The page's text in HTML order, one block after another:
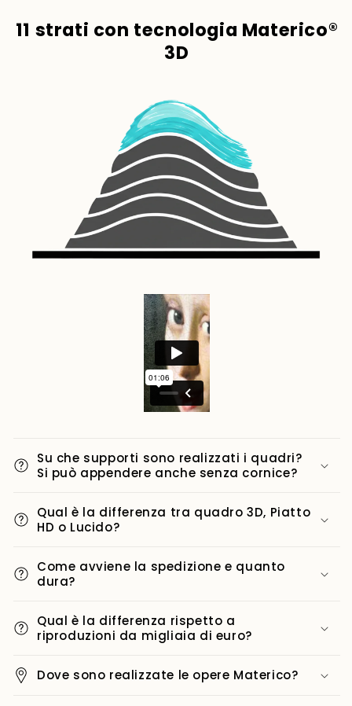
11 strati con tecnologia Materico®
3D
Su che supporti sono realizzati i quadri?
Si può appendere anche senza cornice?
Qual è la differenza tra quadro 3D, Piatto
HD o Lucido?
Come avviene la spedizione e quanto
dura?
Qual è la differenza rispetto a
riproduzioni da migliaia di euro?
Dove sono realizzate le opere Materico?